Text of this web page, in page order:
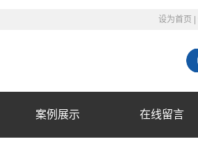
设为首页
案例展示 在线留言